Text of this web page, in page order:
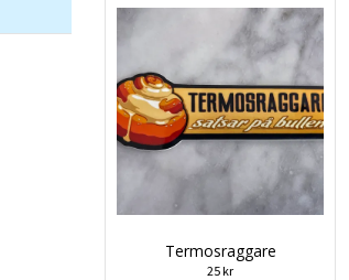
Termosraggare
25 kr